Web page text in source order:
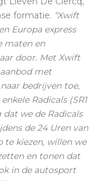
formatie. “Xwift
Europa express
maten en
door. Met Xwift
met
bedrijven toe,
Radicals (SR1
dat we de Radicals
de 24 Uren van
te kiezen, willen we
en tonen dat
in de autosport